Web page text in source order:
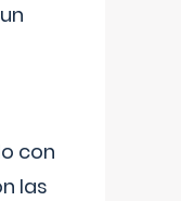
con
las